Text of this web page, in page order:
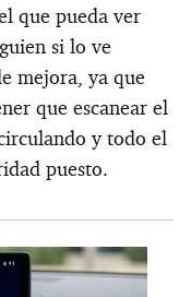
que pueda ver
si lo ve
mejora, ya que
que escanear el
y todo el
puesto.